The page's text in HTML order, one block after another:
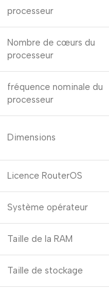
processeur
Nombre de cœurs du
processeur
fréquence nominale du
processeur
Dimensions
Licence RouterOS
Système opérateur
Taille de la RAM
Taille de stockage